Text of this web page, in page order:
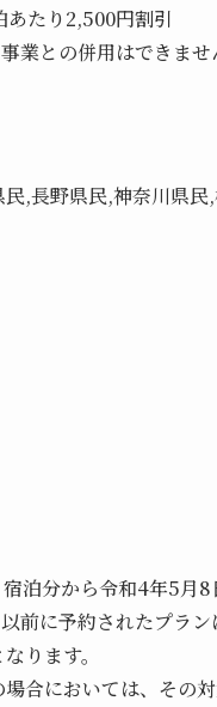
あたり2,500円割引
業との併用はできませ
,長野県民,神奈川県
泊分から令和4年5月
に予約されたプラン
ります。
合においては、その